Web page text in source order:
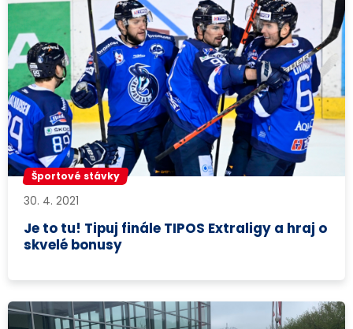
Športové stávky
30. 4. 2021
Je to tu! Tipuj finále TIPOS Extraligy a hraj o
skvelé bonusy